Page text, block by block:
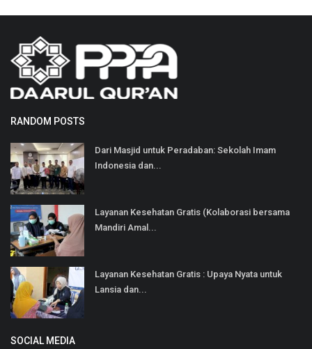
RANDOM POSTS
Dari Masjid untuk Peradaban: Sekolah Imam
Indonesia dan...
Layanan Kesehatan Gratis (Kolaborasi bersama
Mandiri Amal...
Layanan Kesehatan Gratis : Upaya Nyata untuk
Lansia dan...
SOCIAL MEDIA